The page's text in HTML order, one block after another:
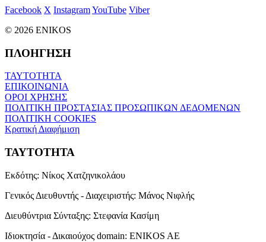
Facebook X InstagramYouTube Viber
© 2026 ENIKOS
ΠΛΟΗΓΗΣΗ
ΤΑΥΤΟΤΗΤΑ
ΕΠΙΚΟΙΝΩΝΙΑ
ΟΡΟΙ ΧΡΗΣΗΣ
ΠΟΛΙΤΙΚΗ ΠΡΟΣΤΑΣΙΑΣ ΠΡΟΣΩΠΙΚΩΝ ΔΕΔΟΜΕΝΩΝ
ΠΟΛΙΤΙΚΗ COOKIES
Κρατική Διαφήμιση
ΤΑΥΤΟΤΗΤΑ
Εκδότης: Νίκος Χατζηνικολάου
Γενικός Διευθυντής - Διαχειριστής: Μάνος Νιφλής
Διευθύντρια Σύνταξης: Στεφανία Κασίμη
Ιδιοκτησία - Δικαιούχος domain: ENIKOS AE